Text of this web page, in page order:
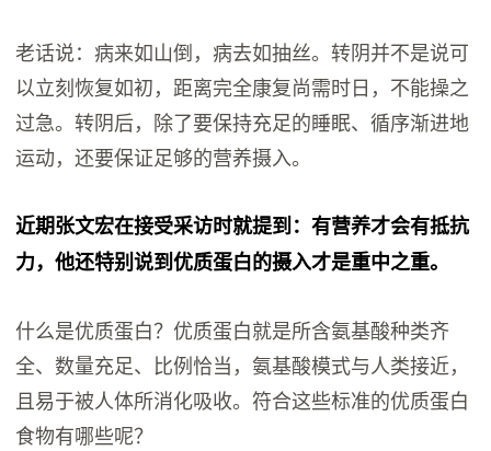
老话说：病来如山倒，病去如抽丝。转阴并不是说可
以立刻恢复如初，距离完全康复尚需时日，不能操之
过急。转阴后，除了要保持充足的睡眠、循序渐进地
运动，还要保证足够的营养摄入。
近期张文宏在接受采访时就提到：有营养才会有抵抗
力，他还特别说到优质蛋白的摄入才是重中之重。
什么是优质蛋白？优质蛋白就是所含氨基酸种类齐
全、数量充足、比例恰当，氨基酸模式与人类接近，
且易于被人体所消化吸收。符合这些标准的优质蛋白
食物有哪些呢？